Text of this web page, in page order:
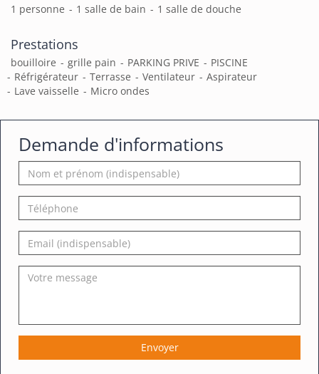
1 personne
1 salle de bain 1 salle de douche
Prestations
bouilloire grille pain PARKING PRIVE
PISCINE
Réfrigérateur
Terrasse Ventilateur
Aspirateur
Lave vaisselle
Micro ondes
Demande d'informations
Nom
et
prénom
Téléphone
Email
Votre
message
Envoyer